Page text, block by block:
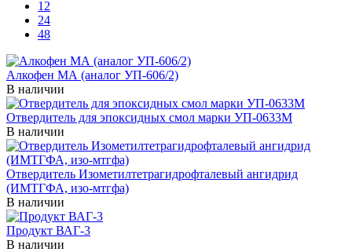
12
24
48
Алкофен МА (аналог УП-606/2)
В наличии
Отвердитель для эпоксидных смол марки УП-0633М
В наличии
Отвердитель Изометилтетрагидрофталевый ангидрид
(ИМТГФА, изо-мтгфа)
В наличии
Продукт ВАГ-3
В наличии